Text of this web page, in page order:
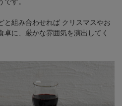
と組み合わせれば クリスマスやお
卓に、厳かな雰囲気を演出してく